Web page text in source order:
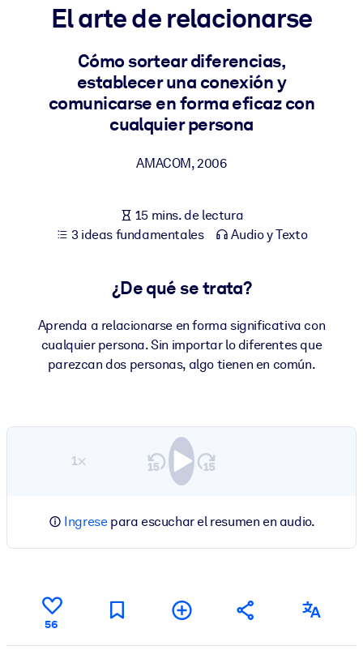
Para LMS/LXP
Integre conocimientos verificados y breves en su LMS/LXP para
obtener mejores resultados de aprendizaje.
Para bibliotecas corporativas
Enriquezca su biblioteca corporativa con conocimientos
Alimente sus sistemas de IA con conocimientos fiables y
El arte de relacionarse
Cómo sortear diferencias,
establecer una conexión y
comunicarse en forma eficaz con
cualquier persona
AMACOM,2006
15 mins. de lectura
3 ideas fundamentales
Audio y Texto
¿De qué se trata?
Aprenda a relacionarse en forma significativa con
cualquier persona. Sin importar lo diferentes que
parezcan dos personas, algo tienen en común.
1×
Ingresepara escuchar el resumen en audio.
56